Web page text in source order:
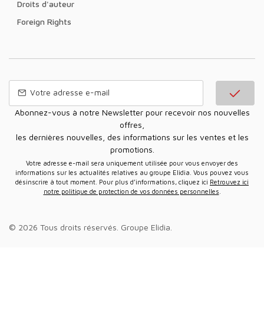
Droits d'auteur
Foreign Rights
Abonnez-vous à notre Newsletter pour recevoir nos nouvelles
offres,
les dernières nouvelles, des informations sur les ventes et les
promotions.
Votre adresse e-mail sera uniquement utilisée pour vous envoyer des
informations sur les actualités relatives au groupe Elidia. Vous pouvez vous
désinscrire à tout moment. Pour plus d’informations, cliquez ici Retrouvez ici
notre politique de protection de vos données personnelles
© 2026 Tous droits réservés. Groupe Elidia